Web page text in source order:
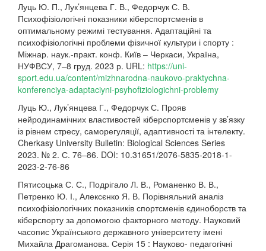
Луць Ю. П., Лук’янцева Г. В., Федорчук С. В.
Психофізіологічні показники кіберспортсменів в
оптимальному режимі тестування. Адаптаційні та
психофізіологічні проблеми фізичної культури і спорту :
Міжнар. наук.-практ. конф. Київ – Черкаси, Україна,
НУФВСУ, 7–8 груд. 2023 р. URL: https://uni-
sport.edu.ua/content/mizhnarodna-naukovo-praktychna-
konferenciya-adaptaciyni-psyhofiziologichni-problemy
Луць Ю., Лук’янцева Г., Федорчук С. Прояв
нейродинамічних властивостей кіберспортсменів у зв’язку
із рівнем стресу, саморегуляції, адаптивності та інтелекту.
Cherkasy University Bulletin: Biological Sciences Series
2023. № 2. С. 76–86. DOI: 10.31651/2076-5835-2018-1-
2023-2-76-86
Пятисоцька С. С., Подрігало Л. В., Романенко В. В.,
Петренко Ю. І., Алексєнко Я. В. Порівняльний аналіз
психофізіологічних показників спортсменів єдиноборств та
кіберспорту за допомогою факторного методу. Науковий
часопис Українського державного університету імені
Михайла Драгоманова. Серія 15 : Науково- педагогічні